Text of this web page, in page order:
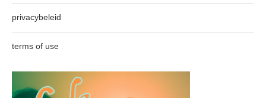
privacybeleid
terms of use